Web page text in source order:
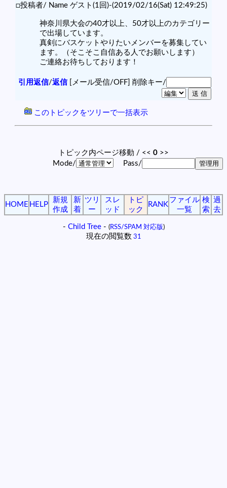
□投稿者/ Name ゲスト(1回)-(2019/02/16(Sat) 12:49:25)
神奈川県大会の40才以上、50才以上のカテゴリー
で出場しています。
真剣にバスケットやりたいメンバーを募集してい
ます。（そこそこ自信ある人でお願いします）
ご連絡お待ちしております！
引用返信/返信[メール受信/OFF] 削除キー/
このトピックをツリーで一括表示
トピック内ページ移動 / << 0 >>
Mode/
Pass/
HOME HELP
新規
作成
新
着
ツリ
ー
スレ
ッド
トピ
ック
RANK
ファイル
一覧
検
索
過
去
- Child Tree- (RSS/SPAM 対応版)
現在の閲覧数 31